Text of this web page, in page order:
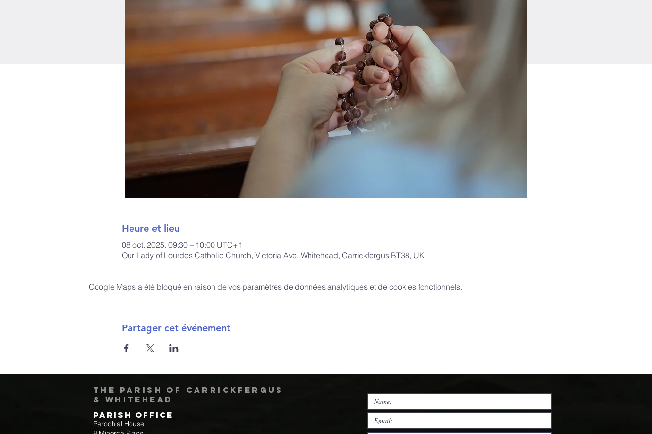
Heure et lieu
08 oct. 2025, 09:30 – 10:00 UTC+1
Our Lady of Lourdes Catholic Church, Victoria Ave, Whitehead, Carrickfergus BT38, UK
Google Maps a été bloqué en raison de vos paramètres de données analytiques et de cookies fonctionnels.
Partager cet événement
The Parish of Carrickfergus
& Whitehead
Parish Office
Parochial House